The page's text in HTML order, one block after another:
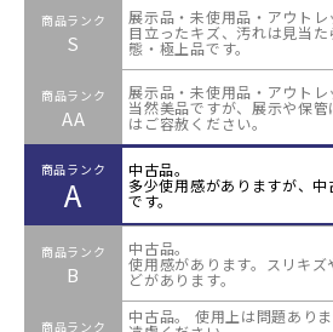
商品ランク
S
展示品・未使用品・アウトレ
目立ったキズ、汚れは見当
態・極上品です。
商品ランク
AA
展示品・未使用品・アウトレ
当然美品ですが、展示や保
はご容赦ください。
商品ランク
A
中古品。
多少使用感がありますが、
です。
商品ランク
B
中古品。
使用感があります。スリキ
どがあります。
商品ランク 中古品。 使用上は問題あり